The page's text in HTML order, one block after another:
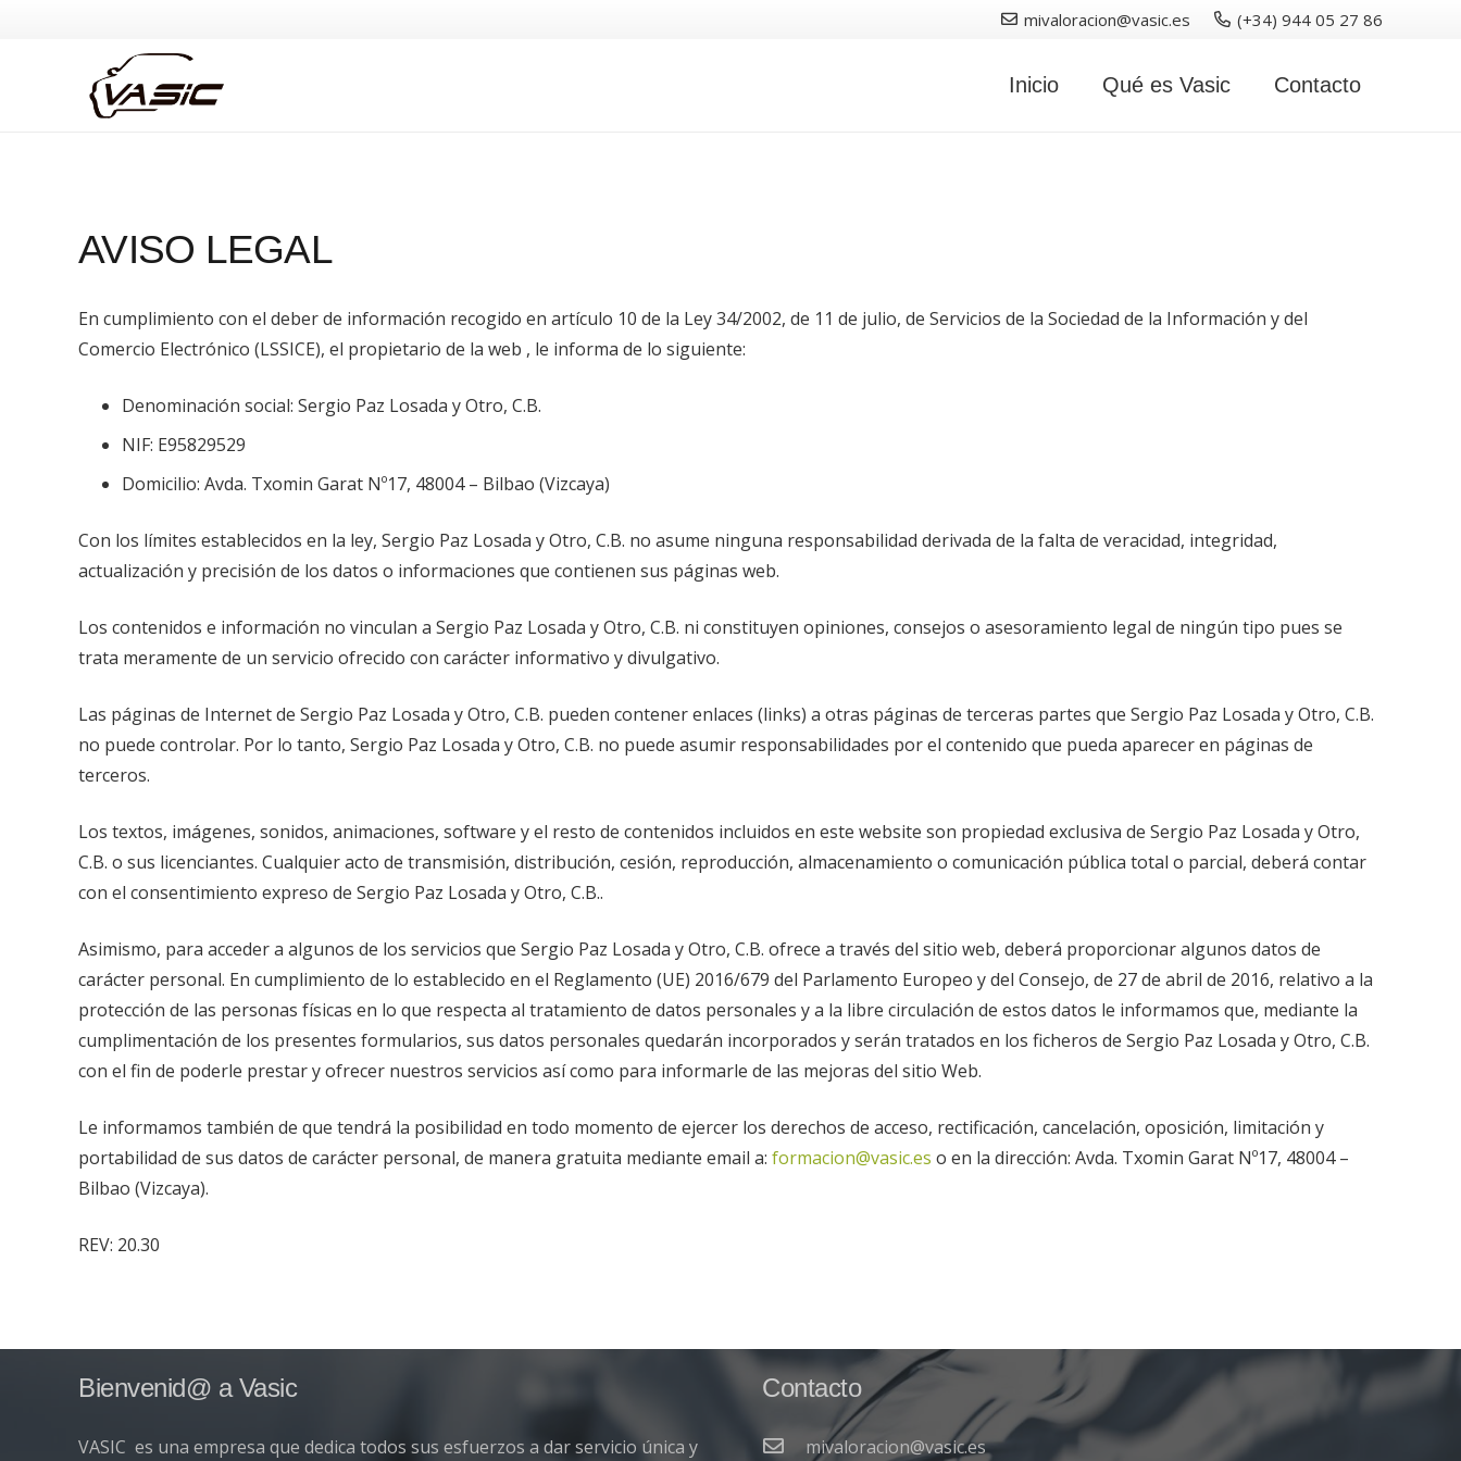
mivaloracion@vasic.es (+34) 944 05 27 86
Inicio Qué es Vasic Contacto
AVISO LEGAL
En cumplimiento con el deber de información recogido en artículo 10 de la Ley 34/2002, de 11 de julio, de Servicios de la Sociedad de la Información y del
Comercio Electrónico (LSSICE), el propietario de la web , le informa de lo siguiente:
Denominación social: Sergio Paz Losada y Otro, C.B.
NIF: E95829529
Domicilio: Avda. Txomin Garat Nº17, 48004 – Bilbao (Vizcaya)
Con los límites establecidos en la ley, Sergio Paz Losada y Otro, C.B. no asume ninguna responsabilidad derivada de la falta de veracidad, integridad,
actualización y precisión de los datos o informaciones que contienen sus páginas web.
Los contenidos e información no vinculan a Sergio Paz Losada y Otro, C.B. ni constituyen opiniones, consejos o asesoramiento legal de ningún tipo pues se
trata meramente de un servicio ofrecido con carácter informativo y divulgativo.
Las páginas de Internet de Sergio Paz Losada y Otro, C.B. pueden contener enlaces (links) a otras páginas de terceras partes que Sergio Paz Losada y Otro, C.B.
no puede controlar. Por lo tanto, Sergio Paz Losada y Otro, C.B. no puede asumir responsabilidades por el contenido que pueda aparecer en páginas de
terceros.
Los textos, imágenes, sonidos, animaciones, software y el resto de contenidos incluidos en este website son propiedad exclusiva de Sergio Paz Losada y Otro,
C.B. o sus licenciantes. Cualquier acto de transmisión, distribución, cesión, reproducción, almacenamiento o comunicación pública total o parcial, deberá contar
con el consentimiento expreso de Sergio Paz Losada y Otro, C.B..
Asimismo, para acceder a algunos de los servicios que Sergio Paz Losada y Otro, C.B. ofrece a través del sitio web, deberá proporcionar algunos datos de
carácter personal. En cumplimiento de lo establecido en el Reglamento (UE) 2016/679 del Parlamento Europeo y del Consejo, de 27 de abril de 2016, relativo a la
protección de las personas físicas en lo que respecta al tratamiento de datos personales y a la libre circulación de estos datos le informamos que, mediante la
cumplimentación de los presentes formularios, sus datos personales quedarán incorporados y serán tratados en los ficheros de Sergio Paz Losada y Otro, C.B.
con el fin de poderle prestar y ofrecer nuestros servicios así como para informarle de las mejoras del sitio Web.
Le informamos también de que tendrá la posibilidad en todo momento de ejercer los derechos de acceso, rectificación, cancelación, oposición, limitación y
portabilidad de sus datos de carácter personal, de manera gratuita mediante email a: formacion@vasic.es o en la dirección: Avda. Txomin Garat Nº17, 48004 –
Bilbao (Vizcaya).
REV: 20.30
Bienvenid@ a Vasic
VASIC es una empresa que dedica todos sus esfuerzos a dar servicio única y
Contacto
mivaloracion@vasic.es